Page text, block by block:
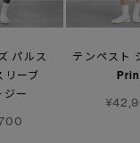
パルス
リーブ
ジー
テンペスト